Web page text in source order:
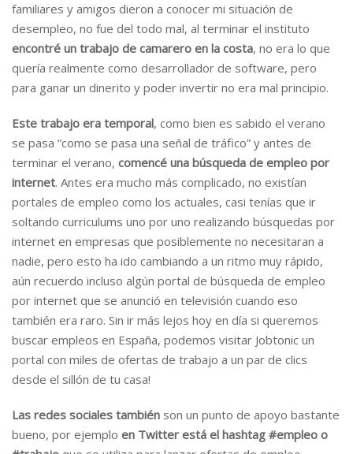
familiares y amigos dieron a conocer mi situación de
desempleo, no fue del todo mal, al terminar el instituto
encontré un trabajo de camarero en la costa, no era lo que
quería realmente como desarrollador de software, pero
para ganar un dinerito y poder invertir no era mal principio.
Este trabajo era temporal, como bien es sabido el verano
se pasa “como se pasa una señal de tráfico” y antes de
terminar el verano, comencé una búsqueda de empleo por
internet. Antes era mucho más complicado, no existían
portales de empleo como los actuales, casi tenías que ir
soltando curriculums uno por uno realizando búsquedas por
internet en empresas que posiblemente no necesitaran a
nadie, pero esto ha ido cambiando a un ritmo muy rápido,
aún recuerdo incluso algún portal de búsqueda de empleo
por internet que se anunció en televisión cuando eso
también era raro. Sin ir más lejos hoy en día si queremos
buscar empleos en España, podemos visitar Jobtonic un
portal con miles de ofertas de trabajo a un par de clics
desde el sillón de tu casa!
Las redes sociales también son un punto de apoyo bastante
bueno, por ejemplo en Twitter está el hashtag #empleo o